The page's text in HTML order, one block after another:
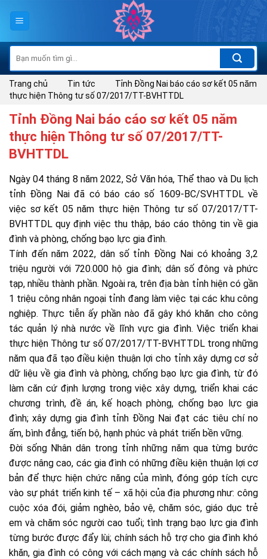
kiếm:
Trang chủ Tin tức
Tỉnh Đồng Nai báo cáo sơ kết 05 năm
thực hiện Thông tư số 07/2017/TT-BVHTTDL
Tỉnh Đồng Nai báo cáo sơ kết 05 năm
thực hiện Thông tư số 07/2017/TT-
BVHTTDL
Ngày 04 tháng 8 năm 2022, Sở Văn hóa, Thể thao và Du lịch
tỉnh Đồng Nai đã có báo cáo số 1609-BC/SVHTTDL về
việc sơ kết 05 năm thực hiện Thông tư số 07/2017/TT-
BVHTTDL quy định việc thu thập, báo cáo thông tin về gia
đình và phòng, chống bạo lực gia đình.
Tính đến năm 2022, dân số tỉnh Đồng Nai có khoảng 3,2
triệu người với 720.000 hộ gia đình; dân số đông và phức
tạp, nhiều thành phần. Ngoài ra, trên địa bàn tỉnh hiện có gần
1 triệu công nhân ngoại tỉnh đang làm việc tại các khu công
nghiệp. Thực tiễn ấy phần nào đã gây khó khăn cho công
tác quản lý nhà nước về lĩnh vực gia đình. Việc triển khai
thực hiện Thông tư số 07/2017/TT-BVHTTDL trong những
năm qua đã tạo điều kiện thuận lợi cho tỉnh xây dựng cơ sở
dữ liệu về gia đình và phòng, chống bạo lực gia đình, từ đó
làm căn cứ định lượng trong việc xây dựng, triển khai các
chương trình, đề án, kế hoạch phòng, chống bạo lực gia
đình; xây dựng gia đình tỉnh Đồng Nai đạt các tiêu chí no
ấm, bình đẳng, tiến bộ, hạnh phúc và phát triển bền vững.
Đời sống Nhân dân trong tỉnh những năm qua từng bước
được nâng cao, các gia đình có những điều kiện thuận lợi cơ
bản để thực hiện chức năng của mình, đóng góp tích cực
vào sự phát triển kinh tế – xã hội của địa phương như: công
cuộc xóa đói, giảm nghèo, bảo vệ, chăm sóc, giáo dục trẻ
em và chăm sóc người cao tuổi; tình trạng bạo lực gia đình
từng bước được đẩy lùi; chính sách hỗ trợ cho gia đình khó
khăn, gia đình có công với cách mạng và các chính sách hỗ